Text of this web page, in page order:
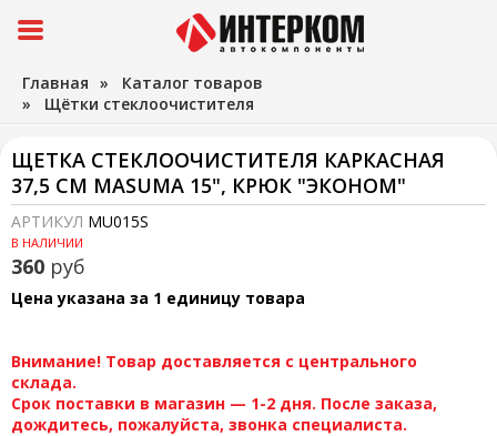
Главная » Каталог товаров
» Щётки стеклоочистителя
ЩЕТКА СТЕКЛООЧИСТИТЕЛЯ КАРКАСНАЯ
37,5 СМ MASUMA 15", КРЮК "ЭКОНОМ"
АРТИКУЛ MU015S
В НАЛИЧИИ
360 руб
Цена указана за 1 единицу товара
Внимание! Товар доставляется с центрального
склада.
Срок поставки в магазин — 1-2 дня. После заказа,
дождитесь, пожалуйста, звонка специалиста.